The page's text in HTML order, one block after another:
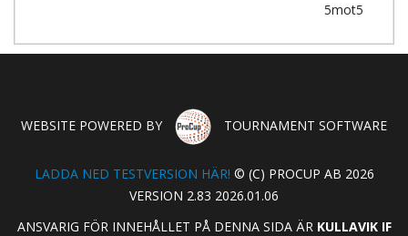
5mot5
WEBSITE POWERED BY TOURNAMENT SOFTWARE
LADDA NED TESTVERSION HÄR! © (C) PROCUP AB 2026
VERSION 2.83 2026.01.06
ANSVARIG FÖR INNEHÅLLET PÅ DENNA SIDA ÄR KULLAVIK IF